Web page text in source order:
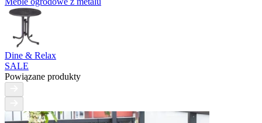
Dine & Relax
SALE
Powiązane produkty